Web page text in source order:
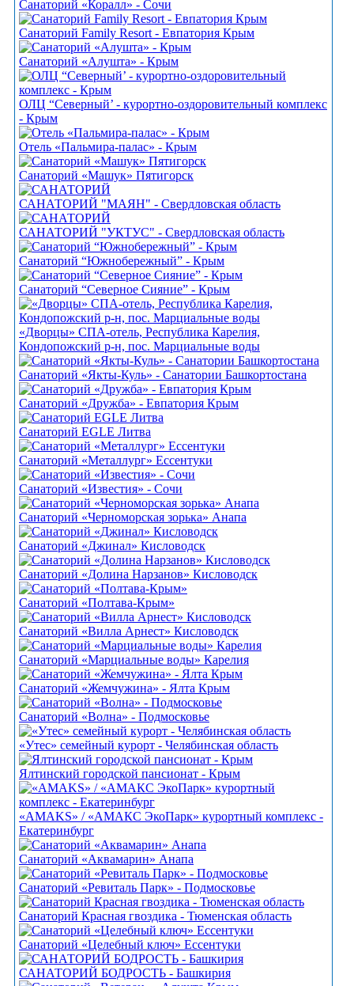
Санаторий «Коралл» - Сочи
Санаторий Family Resort - Евпатория Крым
Санаторий «Алушта» - Крым
ОЛЦ “Северный’ - курортно-оздоровительный комплекс
- Крым
Отель «Пальмира-палас» - Крым
Санаторий «Машук» Пятигорск
САНАТОРИЙ "МАЯН" - Свердловская область
САНАТОРИЙ "УКТУС" - Свердловская область
Санаторий “Южнобережный” - Крым
Санаторий “Северное Сияние” - Крым
«Дворцы» СПА-отель, Республика Карелия,
Кондопожский р-н, пос. Марциальные воды
Санаторий «Якты-Куль» - Санатории Башкортостана
Санаторий «Дружба» - Евпатория Крым
Санаторий EGLE Литва
Санаторий «Металлург» Ессентуки
Санаторий «Известия» - Сочи
Санаторий «Черноморская зорька» Анапа
Санаторий «Джинал» Кисловодск
Санаторий «Долина Нарзанов» Кисловодск
Санаторий «Полтава-Крым»
Санаторий «Вилла Арнест» Кисловодск
Санаторий «Марциальные воды» Карелия
Санаторий «Жемчужина» - Ялта Крым
Санаторий «Волна» - Подмосковье
«Утес» семейный курорт - Челябинская область
Ялтинский городской пансионат - Крым
«AMAKS» / «АМАКС ЭкоПарк» курортный комплекс -
Екатеринбург
Санаторий «Аквамарин» Анапа
Санаторий «Ревиталь Парк» - Подмосковье
Санаторий Красная гвоздика - Тюменская область
Санаторий «Целебный ключ» Ессентуки
САНАТОРИЙ БОДРОСТЬ - Башкирия